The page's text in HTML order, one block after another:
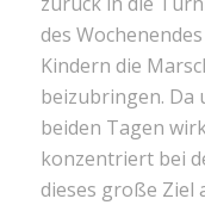
des
Kindern die
beizubringen. Da
beiden Tagen
konzentriert bei
dieses große Ziel